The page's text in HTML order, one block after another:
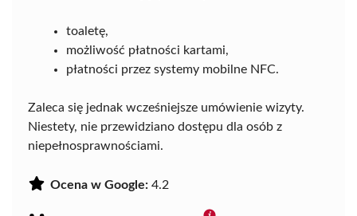
toaletę,
możliwość płatności kartami,
płatności przez systemy mobilne NFC.
Zaleca się jednak wcześniejsze umówienie wizyty.
Niestety, nie przewidziano dostępu dla osób z
niepełnosprawnościami.
Ocena w Google: 4.2